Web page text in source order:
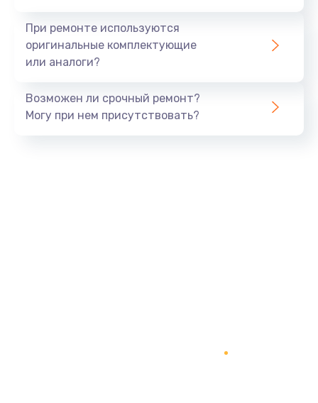
Заказать
1060 руб.
При ремонте используются
оригинальные комплектующие
или аналоги?
Возможен ли срочный ремонт?
Могу при нем присутствовать?